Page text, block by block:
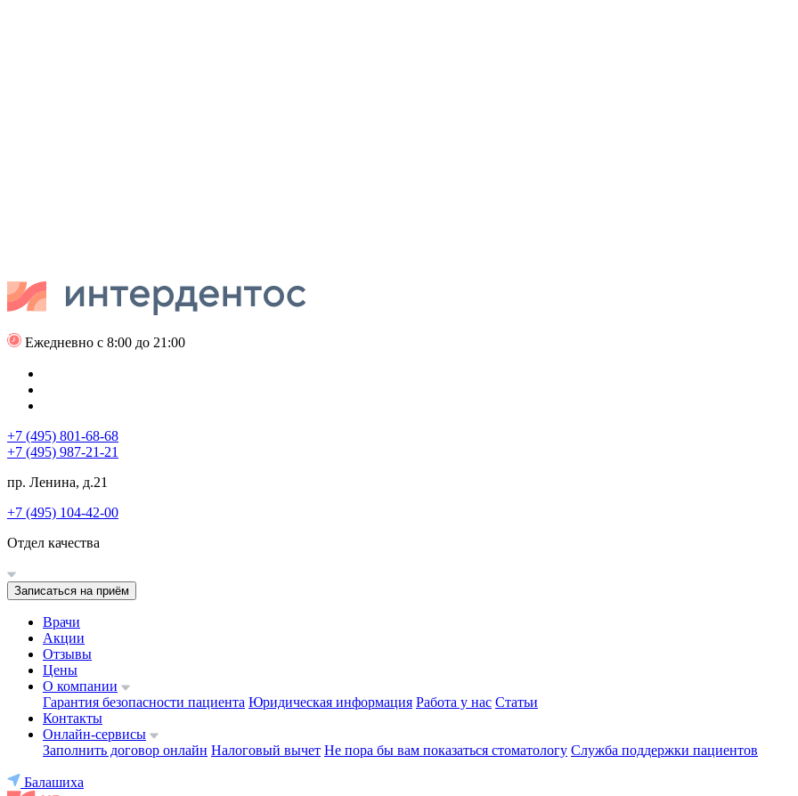
Ежедневно с 8:00 до 21:00
+7 (495) 801-68-68
+7 (495) 987-21-21
пр. Ленина, д.21
+7 (495) 104-42-00
Отдел качества
Записаться на приём
Врачи
Акции
Отзывы
Цены
О компании
Гарантия безопасности пациента Юридическая информация Работа у нас Статьи
Контакты
Онлайн-сервисы
Заполнить договор онлайн Налоговый вычет Не пора бы вам показаться стоматологу Служба поддержки пациентов
Балашиха